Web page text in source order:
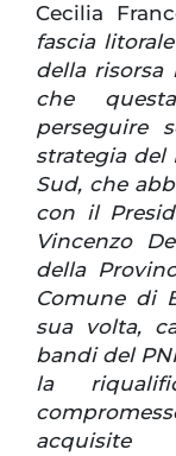
Cecilia
fascia
della risorsa
che
perseguire
strategia del
Sud, che
con il
Vincenzo
della
Comune di
sua volta,
bandi del
la
acquisite